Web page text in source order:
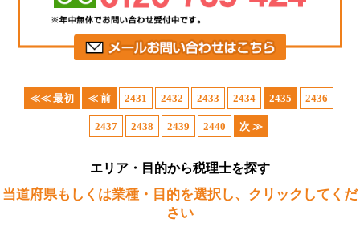
≪≪ 最初 ≪ 前 2431 2432 2433 2434 2435 2436
2437 2438 2439 2440 次 ≫
エリア・目的から税理士を探す
当道府県もしくは業種・目的を選択し、クリックしてくだ
さい